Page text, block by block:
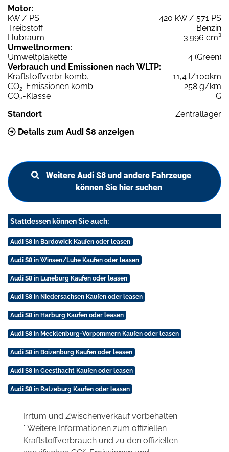
Motor:
kW / PS
420 kW / 571 PS
Treibstoff
Benzin
Hubraum
3.996 cm³
Umweltnormen:
Umweltplakette
4 (Green)
Verbrauch und Emissionen nach WLTP:
Kraftstoffverbr. komb.
11,4 l/100km
CO2-Emissionen komb.
258 g/km
CO2-Klasse
G
Standort
Zentrallager
Details zum Audi S8 anzeigen
Weitere Audi S8 und andere Fahrzeuge
können Sie hier suchen
Stattdessen können Sie auch:
Audi S8 in Bardowick Kaufen oder leasen
Audi S8 in Winsen/Luhe Kaufen oder leasen
Audi S8 in Lüneburg Kaufen oder leasen
Audi S8 in Niedersachsen Kaufen oder leasen
Audi S8 in Harburg Kaufen oder leasen
Audi S8 in Mecklenburg-Vorpommern Kaufen oder leasen
Audi S8 in Boizenburg Kaufen oder leasen
Audi S8 in Geesthacht Kaufen oder leasen
Audi S8 in Ratzeburg Kaufen oder leasen
Irrtum und Zwischenverkauf vorbehalten.
* Weitere Informationen zum offiziellen
Kraftstoffverbrauch und zu den offiziellen
2